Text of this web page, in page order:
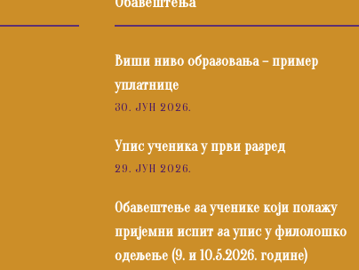
Виши ниво образовања – пример
уплатнице
30. ЈУН 2026.
Упис ученика у први разред
29. ЈУН 2026.
Обавештење за ученике који полажу
пријемни испит за упис у филолошко
одељење (9. и 10.5.2026. године)